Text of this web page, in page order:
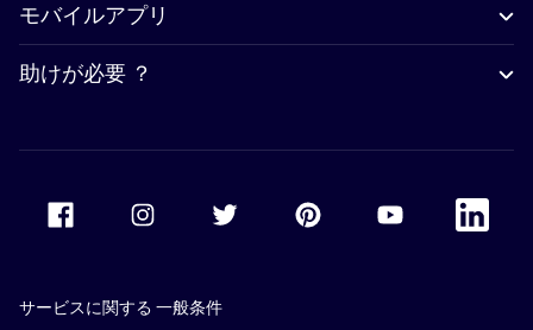
モバイルアプリ
助けが必要 ？
Accor Facebook Accor TwitterAccor PinterestAccor Youtube
Accor
サービスに関する 一般条件